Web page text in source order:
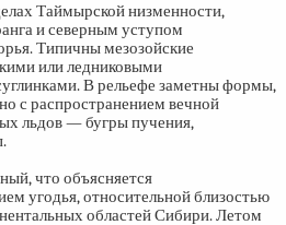
Таймырской низменности,
и северным уступом
Типичны мезозойские
или ледниковыми
В рельефе заметны формы,
с распространением вечной
льдов — бугры пучения,
что объясняется
угодья, относительной близостью
областей Сибири. Летом